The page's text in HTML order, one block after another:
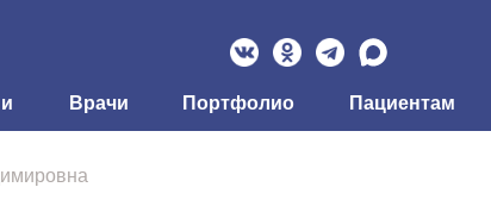
Врачи Портфолио Пациентам